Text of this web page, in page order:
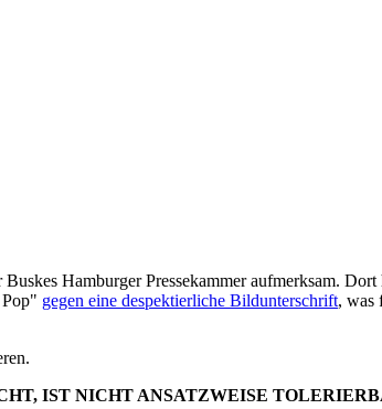
Hamburger Pressekammer aufmerksam. Dort
gegen eine despektierliche Bildunterschrift, was
IST NICHT ANSATZWEISE